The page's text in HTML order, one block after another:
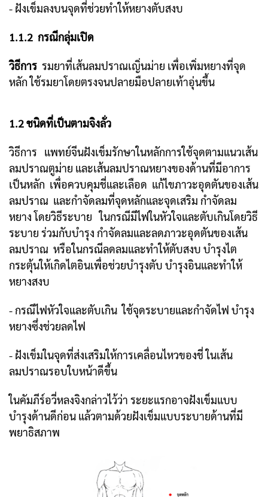
- ฝังเข็มลงบนจุดที่ช่วยทำให้หยางตับสงบ
1.1.2 กรณีกลุ่มเปิด
วิธีการ รมยาที่เส้นลมปราณเญิ่นม่าย เพื่อเพิ่มหยางที่จุด
หลัก ใช้รมยาโดยตรงจนปลายมือปลายเท้าอุ่นขึ้น
1.2 ชนิดที่เป็นตามจิงลั่ว
วิธีการ แพทย์จีนฝังเข็มรักษาในหลักการใช้จุดตามแนวเส้น
ลมปราณตูม่าย และเส้นลมปราณหยางของด้านที่มีอาการ
เป็นหลัก เพื่อควบคุมชี่และเลือด แก้ไขภาวะอุดตันของเส้น
ลมปราณ และกำจัดลมที่จุดหลักและจุดเสริม กำจัดลม
หยาง โดยวิธีระบายในกรณีมีไฟในหัวใจและตับเกินโดยวิธี
ระบาย ร่วมกับบำรุง กำจัดลมและลดภาวะอุดตันของเส้น
ลมปราณ หรือในกรณีลดลมและทำให้ตับสงบ บำรุงไต
กระตุ้นให้เกิดไตอินเพื่อช่วยบำรุงตับ บำรุงอินและทำให้
หยางสงบ
- กรณีไฟหัวใจและตับเกิน ใช้จุดระบายและกำจัดไฟ บำรุง
หยางซึ่งช่วยลดไฟ
- ฝังเข็มในจุดที่ส่งเสริมให้การเคลื่อนไหวของชี่ ในเส้น
ลมปราณรอบใบหน้าดีขึ้น
ในคัมภีร์อวี่หลงจิงกล่าวไว้ว่า ระยะแรกอาจฝังเข็มแบบ
บำรุงด้านดีก่อน แล้วตามด้วยฝังเข็มแบบระบายด้านที่มี
พยาธิสภาพ